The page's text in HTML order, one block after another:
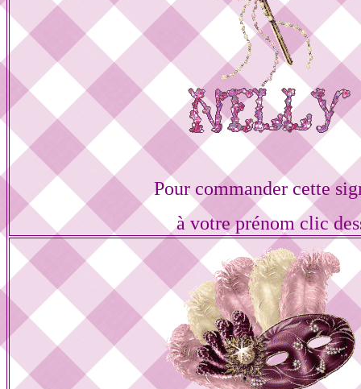
Pour commander cette
à votre prénom clic